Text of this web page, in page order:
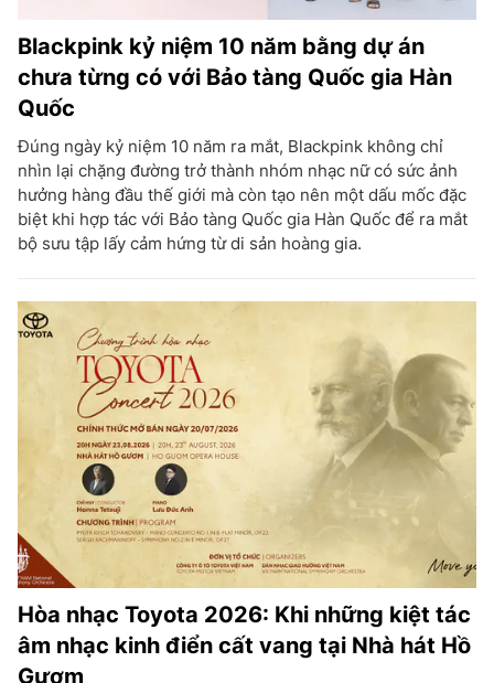
Blackpink kỷ niệm 10 năm bằng dự án
chưa từng có với Bảo tàng Quốc gia Hàn
Quốc
Đúng ngày kỷ niệm 10 năm ra mắt, Blackpink không chỉ
nhìn lại chặng đường trở thành nhóm nhạc nữ có sức ảnh
hưởng hàng đầu thế giới mà còn tạo nên một dấu mốc đặc
biệt khi hợp tác với Bảo tàng Quốc gia Hàn Quốc để ra mắt
bộ sưu tập lấy cảm hứng từ di sản hoàng gia.
Hòa nhạc Toyota 2026: Khi những kiệt tác
âm nhạc kinh điển cất vang tại Nhà hát Hồ
Gươm